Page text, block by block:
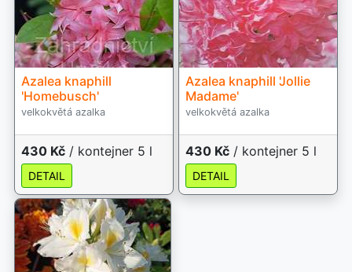
Azalea knaphill
'Homebusch'
velkokvětá azalka
430 Kč / kontejner 5 l
DETAIL
Azalea knaphill 'Jollie
Madame'
velkokvětá azalka
430 Kč / kontejner 5 l
DETAIL